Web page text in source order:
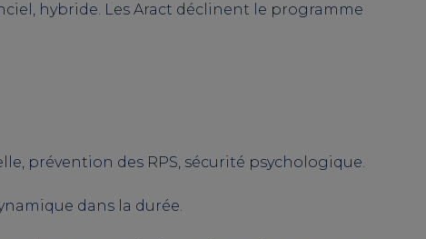
hybride. Les Aract déclinent le programme
prévention des RPS, sécurité psychologique.
dans la durée.